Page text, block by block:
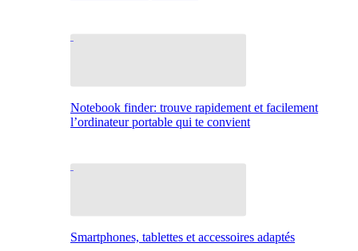
Notebook finder: trouve rapidement et facilement
l’ordinateur portable qui te convient
Smartphones, tablettes et accessoires adaptés